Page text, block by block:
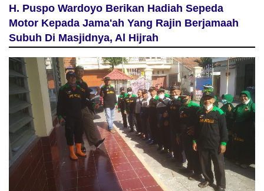
H. Puspo Wardoyo Berikan Hadiah Sepeda
Motor Kepada Jama'ah Yang Rajin Berjamaah
Subuh Di Masjidnya, Al Hijrah